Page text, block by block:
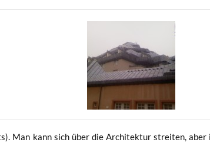
Man kann sich über die Archi­tek­tur strei­ten, aber